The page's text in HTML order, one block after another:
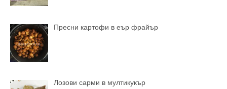
Пресни картофи в еър фрайър
Лозови сарми в мултикукър